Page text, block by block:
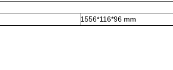
1556*116*96 mm